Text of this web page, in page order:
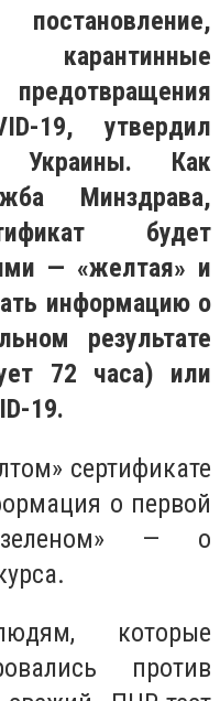
карантинные
19, утвердил
Украины. Как
Минздрава,
будет
— «желтая» и
информацию о
результате
72 часа) или
19.
сертификате
о первой
— о
которые
против